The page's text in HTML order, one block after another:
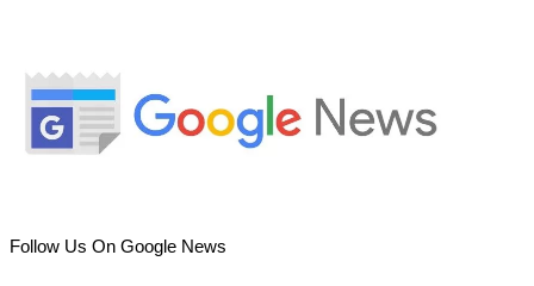
Follow Us On Google News